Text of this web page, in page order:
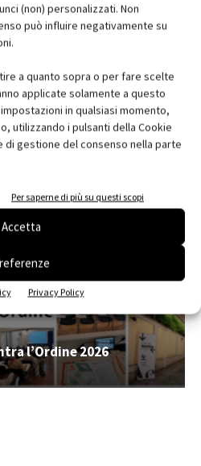
(non) personalizzati. Non
può influire negativamente su
a quanto sopra o per fare scelte
applicate solamente a questo
in qualsiasi momento,
utilizzando i pulsanti della Cookie
di gestione del consenso nella parte
Per saperne di più su questi scopi
Accetta
Privacy Policy
Edicola web
alla newsletter
l’Ordine 2026